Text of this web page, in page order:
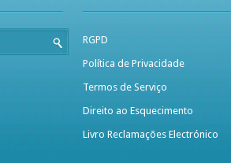
RGPD
Política de Privacidade
Termos de Serviço
Direito ao Esquecimento
Livro Reclamações Electrónico